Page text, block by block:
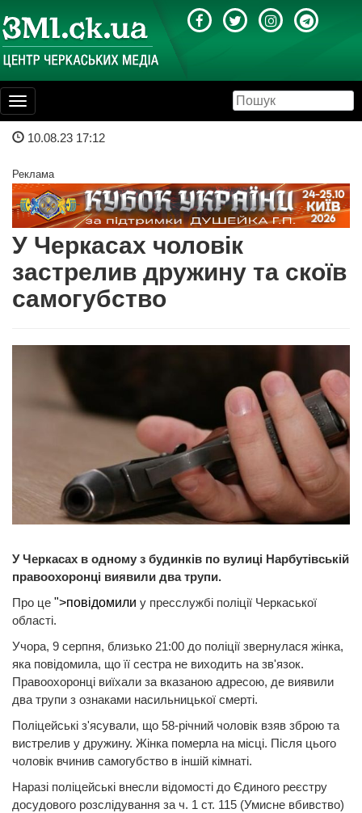
Toggle
navigation
10.08.23 17:12
Реклама
У Черкасах чоловік
застрелив дружину та скоїв
самогубство
У Черкасах в одному з будинків по вулиці Нарбутівській
правоохоронці виявили два трупи.
Про це ">повідомили у пресслужбі поліції Черкаської
області.
Учора, 9 серпня, близько 21:00 до поліції звернулася жінка,
яка повідомила, що її сестра не виходить на зв'язок.
Правоохоронці виїхали за вказаною адресою, де виявили
два трупи з ознаками насильницької смерті.
Поліцейські з'ясували, що 58-річний чоловік взяв зброю та
вистрелив у дружину. Жінка померла на місці. Після цього
чоловік вчинив самогубство в іншій кімнаті.
Наразі поліцейські внесли відомості до Єдиного реєстру
досудового розслідування за ч. 1 ст. 115 (Умисне вбивство)